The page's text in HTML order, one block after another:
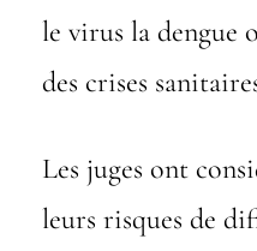
le virus la dengue
des crises
Les juges ont
leurs risques de